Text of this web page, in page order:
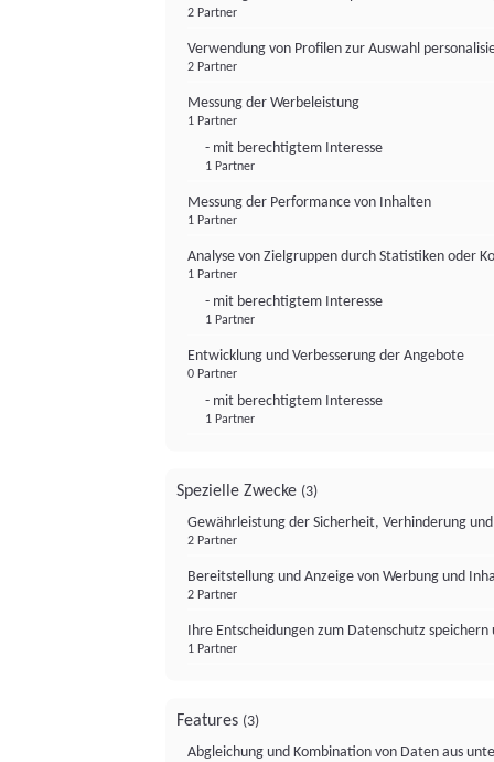
2 Partner
Verwendung von Profilen zur Auswahl
2 Partner
Messung der Werbeleistung
1 Partner
- mit berechtigtem Interesse
1 Partner
Messung der Performance von Inhalten
1 Partner
Analyse von Zielgruppen durch Statistiken oder
1 Partner
- mit berechtigtem Interesse
1 Partner
Entwicklung und Verbesserung der Angebote
0 Partner
- mit berechtigtem Interesse
1 Partner
Spezielle Zwecke (3)
Gewährleistung der Sicherheit, Verhinderung
2 Partner
Bereitstellung und Anzeige von Werbung und
2 Partner
Ihre Entscheidungen zum Datenschutz
1 Partner
Features (3)
Abgleichung und Kombination von Daten aus